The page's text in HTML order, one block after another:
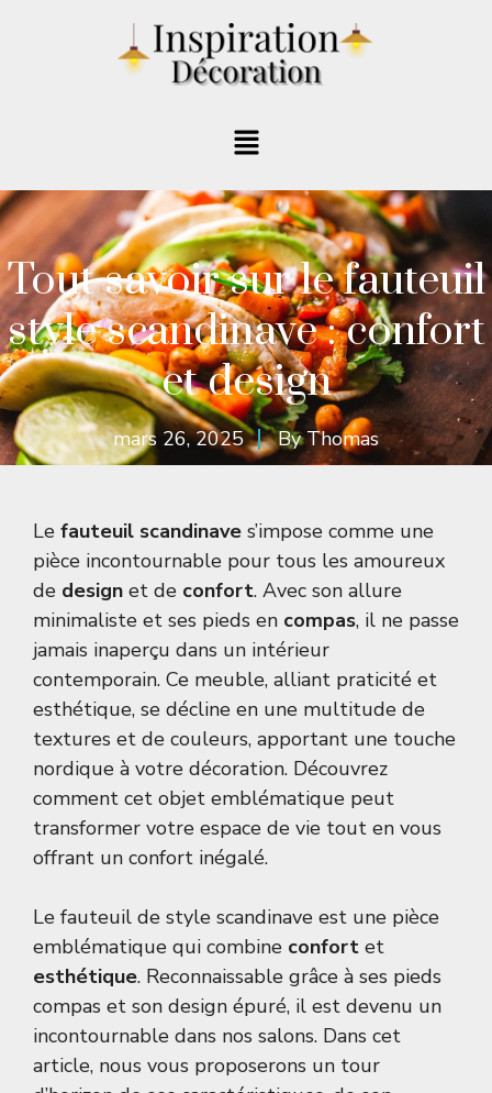
Tout savoir sur le fauteuil
style scandinave : confort
et design
mars 26, 2025 ByThomas
Le fauteuil scandinave s’impose comme une
pièce incontournable pour tous les amoureux
de design et de confort. Avec son allure
minimaliste et ses pieds en compas, il ne passe
jamais inaperçu dans un intérieur
contemporain. Ce meuble, alliant praticité et
esthétique, se décline en une multitude de
textures et de couleurs, apportant une touche
nordique à votre décoration. Découvrez
comment cet objet emblématique peut
transformer votre espace de vie tout en vous
offrant un confort inégalé.
Le fauteuil de style scandinave est une pièce
emblématique qui combine confort et
esthétique. Reconnaissable grâce à ses pieds
compas et son design épuré, il est devenu un
incontournable dans nos salons. Dans cet
article, nous vous proposerons un tour